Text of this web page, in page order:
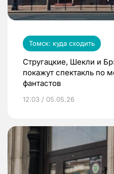
Томск: куда сходить
Стругацкие, Шекли и
покажут спектакль по
фантастов
12:03 / 05.05.26